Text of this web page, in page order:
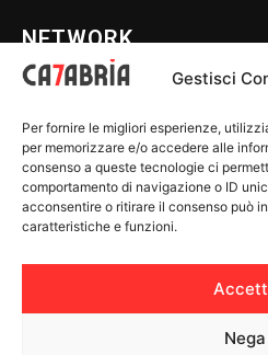
Gestisci
Per fornire le migliori esperienze,
per memorizzare e/o accedere alle
consenso a queste tecnologie ci
comportamento di navigazione o ID
acconsentire o ritirare il consenso può
caratteristiche e funzioni.
Nega
NETWORK
WE CALABRIA
C7 PLAY
MIX ZONE